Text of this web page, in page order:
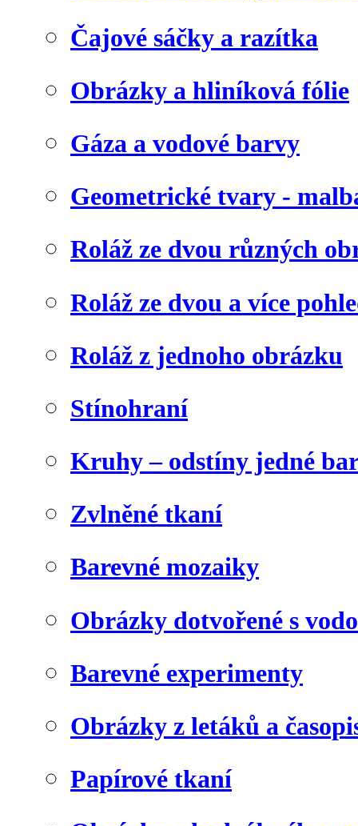
Čajové sáčky a razítka
Obrázky a hliníková fólie
Gáza a vodové barvy
Geometrické tvary -
Roláž ze dvou různých
Roláž ze dvou a více
Roláž z jednoho obrázku
Stínohraní
Kruhy – odstíny jedné
Zvlněné tkaní
Barevné mozaiky
Obrázky dotvořené s
Barevné experimenty
Obrázky z letáků a
Papírové tkaní